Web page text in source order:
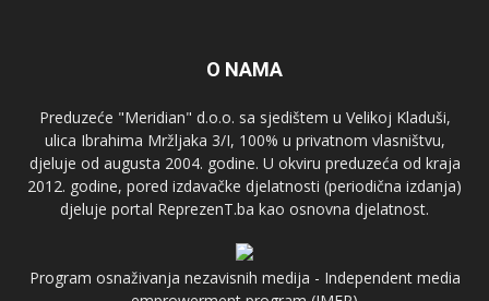
O NAMA
Preduzeće "Meridian" d.o.o. sa sjedištem u Velikoj Kladuši,
ulica Ibrahima Mržljaka 3/I, 100% u privatnom vlasništvu,
djeluje od augusta 2004. godine. U okviru preduzeća od kraja
2012. godine, pored izdavačke djelatnosti (periodična izdanja)
djeluje portal ReprezenT.ba kao osnovna djelatnost.
Program osnaživanja nezavisnih medija - Independent media